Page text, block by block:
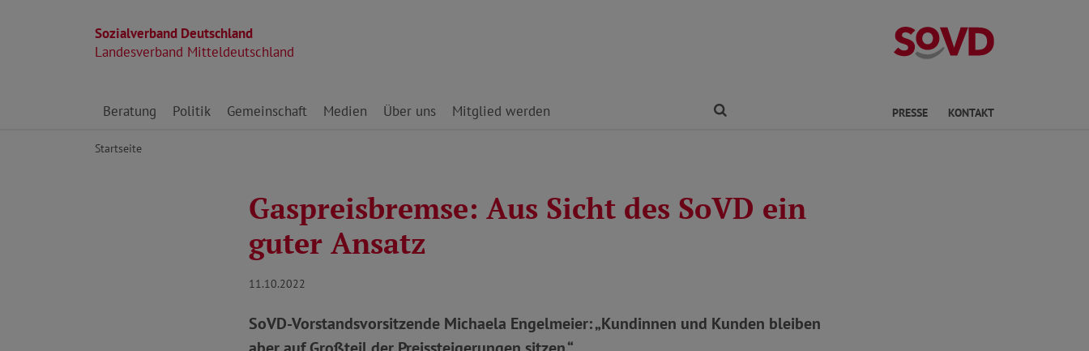
Sozialverband Deutschland
Landesverband Mitteldeutschland
Direkt zu den Inhalten springen
Beratung Politik Gemeinschaft Medien Über uns Mitglied werden PRESSE KONTAKT
Startseite
Gaspreisbremse: Aus Sicht des SoVD ein
guter Ansatz
11.10.2022
SoVD-Vorstandsvorsitzende Michaela Engelmeier: „Kundinnen und Kunden bleiben